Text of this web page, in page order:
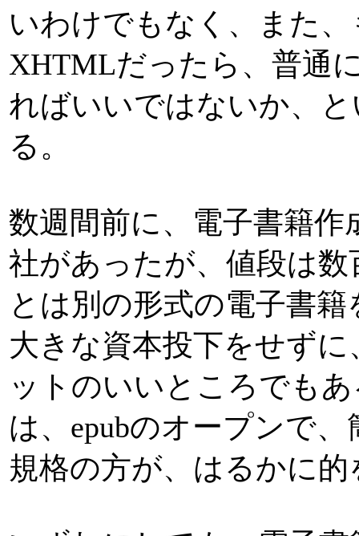
いわけでもなく、また
XHTMLだったら、普通
ればいいではないか、
る。
数週間前に、電子書籍
社があったが、値段は数
とは別の形式の電子書
大きな資本投下をせず
ットのいいところでも
は、epubのオープンで
規格の方が、はるかに